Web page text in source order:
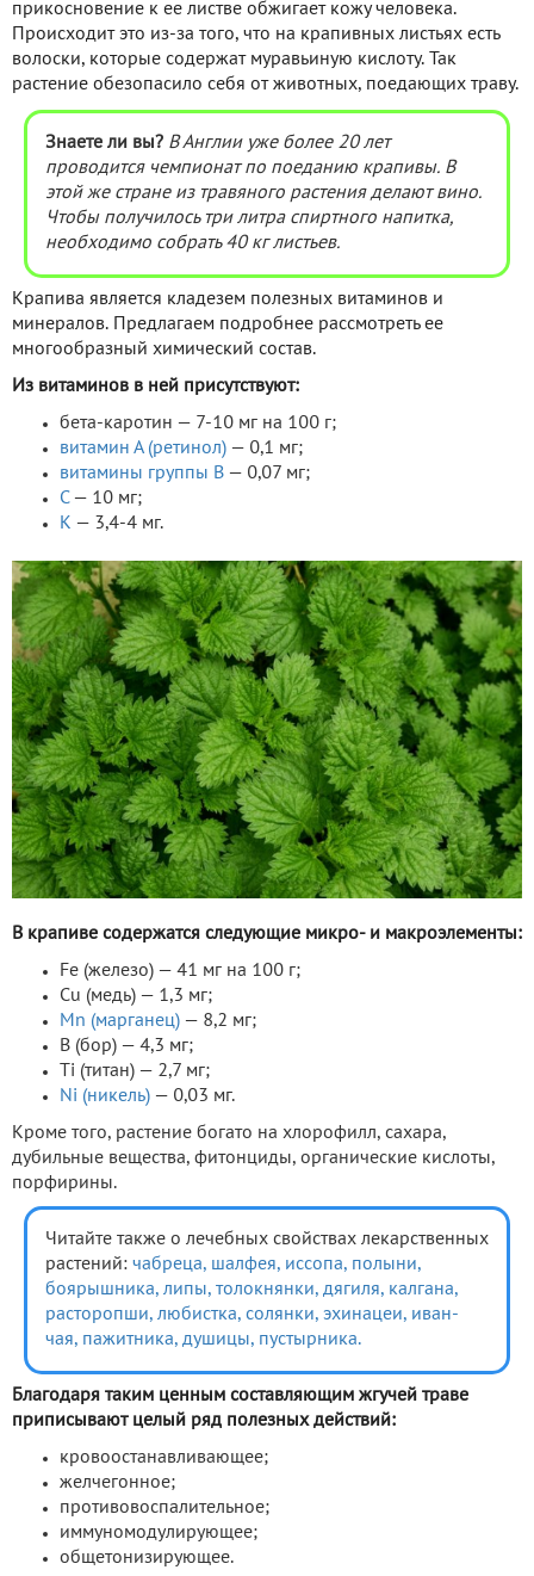
прикосновение к ее листве обжигает кожу человека.
Происходит это из-за того, что на крапивных листьях есть
волоски, которые содержат муравьиную кислоту. Так
растение обезопасило себя от животных, поедающих траву.
Знаете ли вы? В Англии уже более 20 лет
проводится чемпионат по поеданию крапивы. В
этой же стране из травяного растения делают вино.
Чтобы получилось три литра спиртного напитка,
необходимо собрать 40 кг листьев.
Крапива является кладезем полезных витаминов и
минералов. Предлагаем подробнее рассмотреть ее
многообразный химический состав.
Из витаминов в ней присутствуют:
бета-каротин — 7-10 мг на 100 г;
витамин А (ретинол) — 0,1 мг;
витамины группы В — 0,07 мг;
С— 10 мг;
К — 3,4-4 мг.
В крапиве содержатся следующие микро- и макроэлементы:
Fe (железо) — 41 мг на 100 г;
Cu (медь) — 1,3 мг;
Mn (марганец) — 8,2 мг;
B (бор) — 4,3 мг;
Ti (титан) — 2,7 мг;
Ni (никель) — 0,03 мг.
Кроме того, растение богато на хлорофилл, сахара,
дубильные вещества, фитонциды, органические кислоты,
порфирины.
Читайте также о лечебных свойствах лекарственных
растений: чабреца, шалфея, иссопа, полыни,
боярышника, липы, толокнянки, дягиля, калгана,
расторопши, любистка, солянки, эхинацеи, иван-
чая, пажитника, душицы, пустырника.
Благодаря таким ценным составляющим жгучей траве
приписывают целый ряд полезных действий:
кровоостанавливающее;
желчегонное;
противовоспалительное;
иммуномодулирующее;
общетонизирующее.